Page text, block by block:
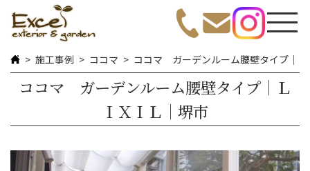
施工事例 ココマ ココマ ガーデンルーム腰壁タイプ｜Ｌ
ココマ ガーデンルーム腰壁タイプ｜Ｌ
ＩＸＩＬ｜堺市